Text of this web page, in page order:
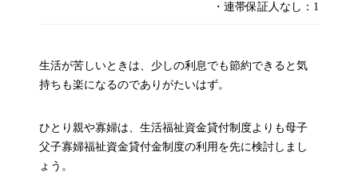
・連帯保証人なし：1.5％
生活が苦しいときは、少しの利息でも節約できると気
持ちも楽になるのでありがたいはず。
ひとり親や寡婦は、生活福祉資金貸付制度よりも母子
父子寡婦福祉資金貸付金制度の利用を先に検討しまし
ょう。